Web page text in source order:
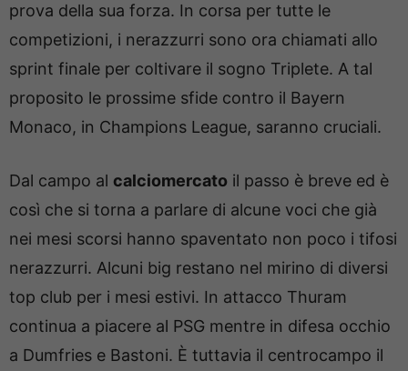
prova della sua forza. In corsa per tutte le
competizioni, i nerazzurri sono ora chiamati allo
sprint finale per coltivare il sogno Triplete. A tal
proposito le prossime sfide contro il Bayern
Monaco, in Champions League, saranno cruciali.
Dal campo al calciomercato il passo è breve ed è
così che si torna a parlare di alcune voci che già
nei mesi scorsi hanno spaventato non poco i tifosi
nerazzurri. Alcuni big restano nel mirino di diversi
top club per i mesi estivi. In attacco Thuram
continua a piacere al PSG mentre in difesa occhio
a Dumfries e Bastoni. È tuttavia il centrocampo il